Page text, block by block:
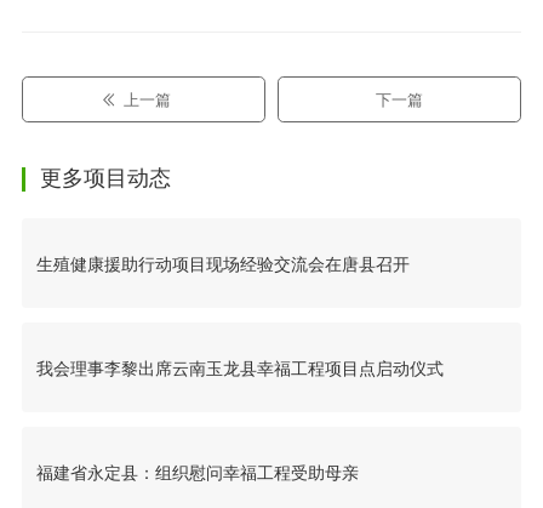
上一篇 下一篇
更多项目动态
生殖健康援助行动项目现场经验交流会在唐县召开
我会理事李黎出席云南玉龙县幸福工程项目点启动仪式
福建省永定县：组织慰问幸福工程受助母亲